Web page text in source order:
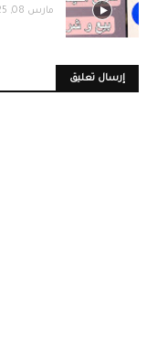
مارس 08, 2025
إرسال تعليق